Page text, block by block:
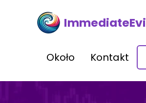
Około Kontakt